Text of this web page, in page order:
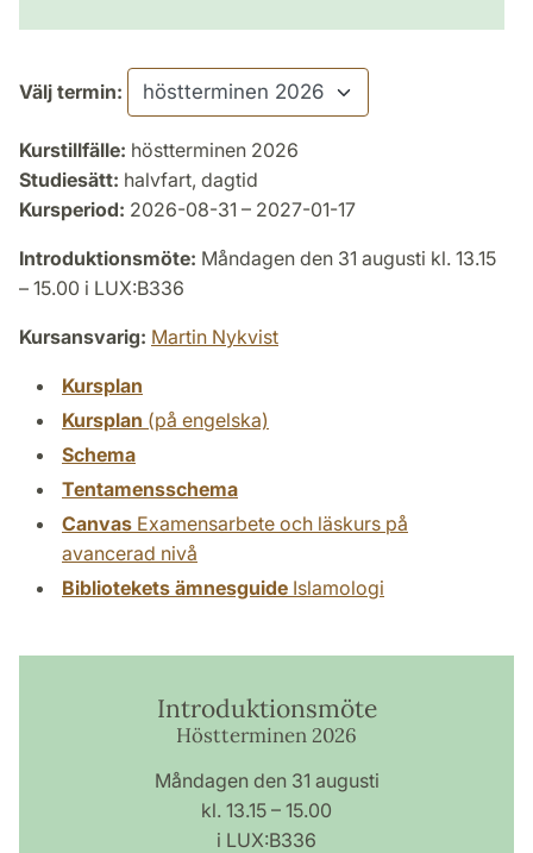
Välj termin:
Kurstillfälle: höstterminen 2026
Studiesätt: halvfart, dagtid
Kursperiod: 2026-08-31 – 2027-01-17
Introduktionsmöte: Måndagen den 31 augusti kl. 13.15
– 15.00 i LUX:B336
Kursansvarig: Martin Nykvist
Kursplan
Kursplan (på engelska)
Schema
Tentamensschema
Canvas Examensarbete och läskurs på
avancerad nivå
Bibliotekets ämnesguide Islamologi
Introduktionsmöte
Höstterminen 2026
Måndagen den 31 augusti
kl. 13.15 – 15.00
i LUX:B336